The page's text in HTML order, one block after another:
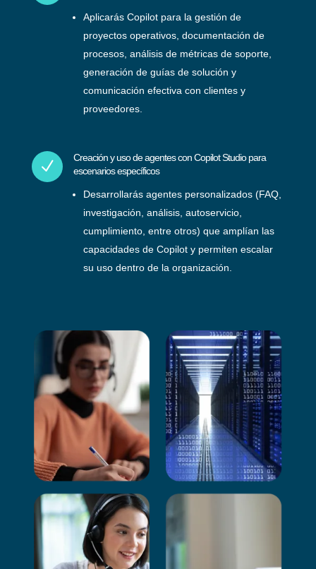
Aplicarás Copilot para la gestión de
proyectos operativos, documentación de
procesos, análisis de métricas de soporte,
generación de guías de solución y
comunicación efectiva con clientes y
proveedores.
N
Creación y uso de agentes con Copilot Studio para
escenarios específicos
Desarrollarás agentes personalizados (FAQ,
investigación, análisis, autoservicio,
cumplimiento, entre otros) que amplían las
capacidades de Copilot y permiten escalar
su uso dentro de la organización.